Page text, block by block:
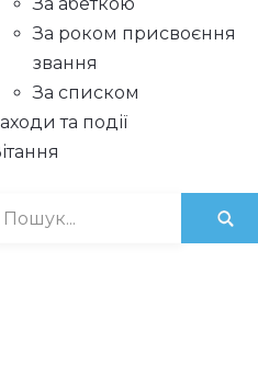
За роком присвоєння
звання
За списком
та події